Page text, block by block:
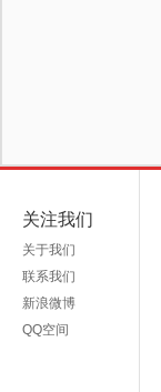
关注我们
关于我们
联系我们
新浪微博
QQ空间